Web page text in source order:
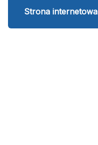
Strona internetowa